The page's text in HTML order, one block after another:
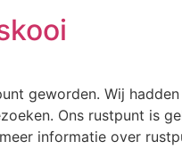
geworden. Wij
Ons rustpunt is
informatie over